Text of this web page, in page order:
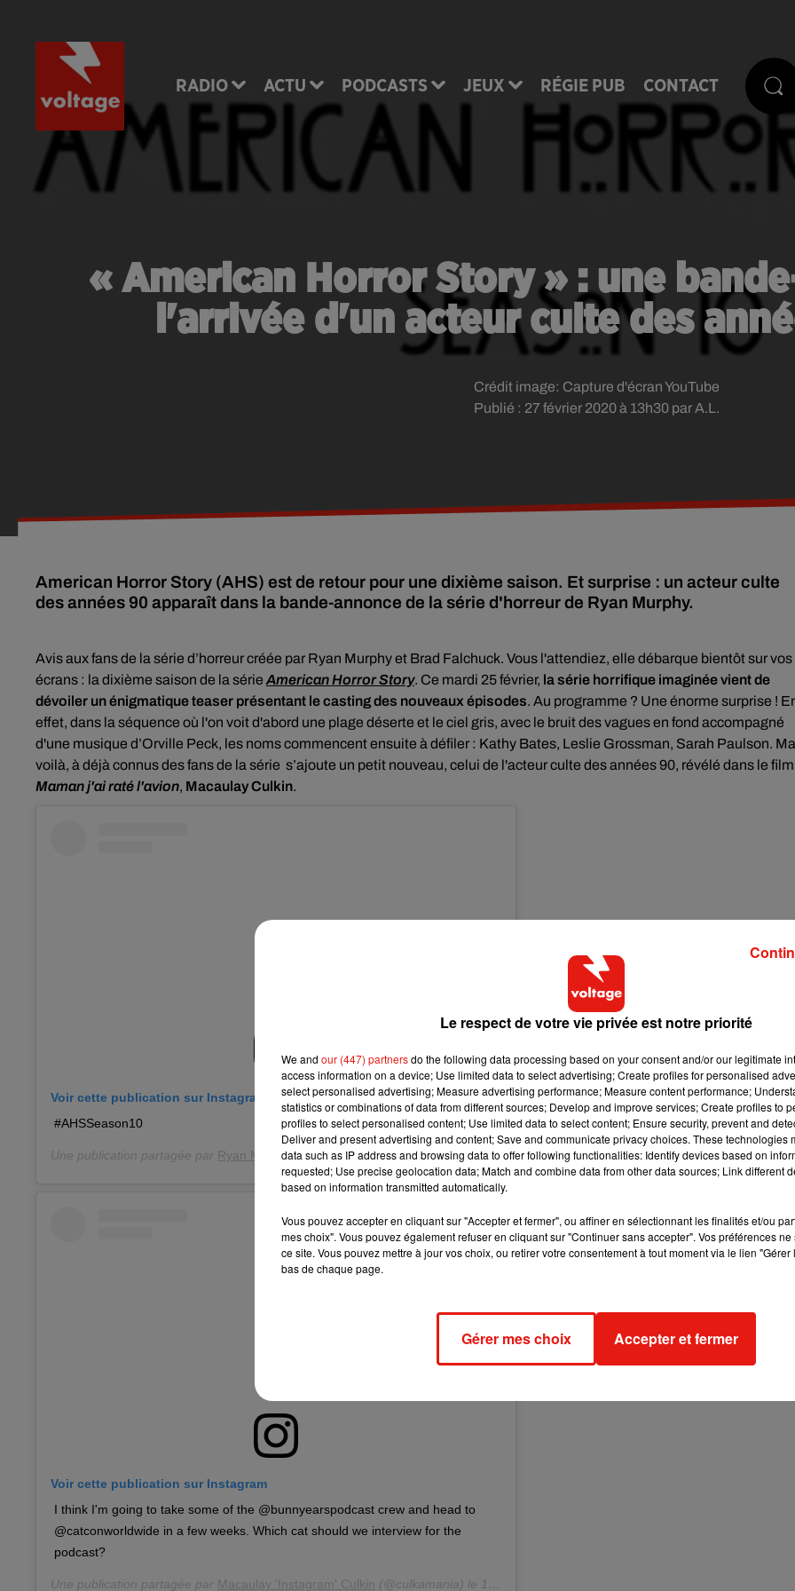
RADIO ACTU PODCASTS JEUX RÉGIE PUB CONTACT
« American Horror Story » : une
l'arrivée d'un acteur culte des
Publié : 27 février 2020 à 13h30 par A.L.
Crédit image: Capture d'écran YouTube
American Horror Story (AHS) est de retour pour une dixième saison. Et surprise : un acteur culte
des années 90 apparaît dans la bande-annonce de la série d'horreur de Ryan Murphy.
Avis aux fans de la série d’horreur créée par Ryan Murphy et Brad Falchuck. Vous l'attendiez, elle débarque bientôt sur vos
écrans : la dixième saison de la série American Horror Story. Ce mardi 25 février, la série horrifique imaginée vient de
dévoiler un énigmatique teaser présentant le casting des nouveaux épisodes. Au programme ? Une énorme surprise !
effet, dans la séquence où l'on voit d'abord une plage déserte et le ciel gris, avec le bruit des vagues en fond accompagné
d'une musique d’Orville Peck, les noms commencent ensuite à défiler : Kathy Bates, Leslie Grossman, Sarah Paulson.
voilà, à déjà connus des fans de la série s’ajoute un petit nouveau, celui de l'acteur culte des années 90, révélé dans le film
Maman j'ai raté l'avion, Macaulay Culkin.
Voir cette publication sur Instagram
#AHSSeason10
Une publication partagée par Ryan Murphy(@mrrpmurphy) le26 Févr. 2020 à 7 :50 PST
Voir cette publication sur Instagram
I think I'm going to take some of the @bunnyearspodcast crew and head to
@catconworldwide in a few weeks. Which cat should we interview for the
podcast?
Une publication partagée par Macaulay 'Instagram' Culkin (@culkamania) le 17 Juin 2019 à 11 :26 PDT
Le respect de votre vie privée est notre priorité
We and our (447) partnersdo the following data processing based on your consent and/or our legitimate
access information on a device; Use limited data to select advertising; Create profiles for personalised
select personalised advertising; Measure advertising performance; Measure content performance;
statistics or combinations of data from different sources; Develop and improve services; Create profiles to
profiles to select personalised content; Use limited data to select content; Ensure security, prevent and
Deliver and present advertising and content; Save and communicate privacy choices. These technologies
data such as IP address and browsing data to offer following functionalities: Identify devices based on
requested; Use precise geolocation data; Match and combine data from other data sources; Link different
based on information transmitted automatically.
Vous pouvez accepter en cliquant sur "Accepter et fermer", ou affiner en sélectionnant les finalités et/ou
mes choix". Vous pouvez également refuser en cliquant sur "Continuer sans accepter". Vos préférences
ce site. Vous pouvez mettre à jour vos choix, ou retirer votre consentement à tout moment via le lien
bas de chaque page.
Gérer mes choix Accepter et fermer